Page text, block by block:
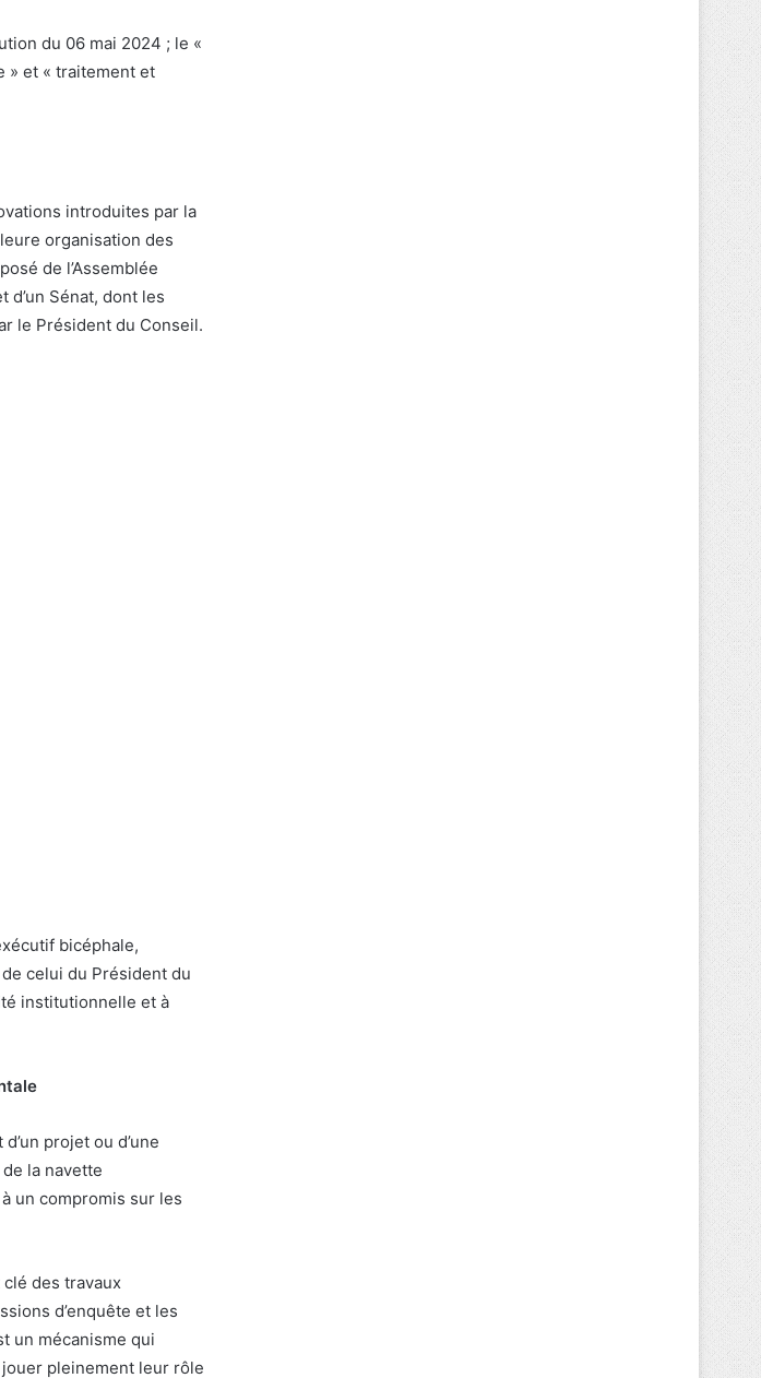
du 06 mai 2024 ; le «
» et « traitement et
introduites par la
organisation des
de l’Assemblée
Sénat, dont les
le Président du Conseil.
bicéphale,
celui du Président du
institutionnelle et à
projet ou d’une
la navette
un compromis sur les
des travaux
d’enquête et les
un mécanisme qui
pleinement leur rôle